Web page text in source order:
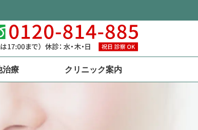
治療 クリニック案内